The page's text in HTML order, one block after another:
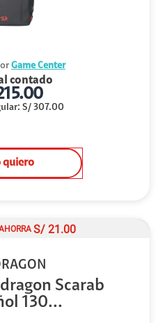
Game Center
contado
: S/ 307.00
quiero
S/ 21.00
Scarab
130...